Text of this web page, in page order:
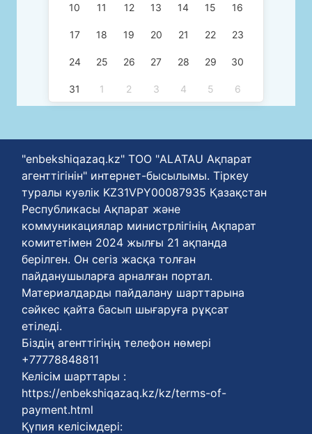
10 11 12 13 14 15 16
17 18 19 20 21 22 23
24 25 26 27 28 29 30
31 1 2 3 4 5 6
"enbekshiqazaq.kz" ТОО "ALATAU Ақпарат
агенттігінін" интернет-бысылымы. Тіркеу
туралы куәлік KZ31VPY00087935 Қазақстан
Республикасы Ақпарат және
коммуникациялар министрлігінің Ақпарат
комитетімен 2024 жылғы 21 ақпанда
берілген. Он сегіз жасқа толған
пайданушыларға арналған портал.
Материалдарды пайдалану шарттарына
сәйкес қайта басып шығаруға рұқсат
етіледі.
Біздің агенттігіңің телефон нөмері
+77778848811
Келісім шарттары :
https://enbekshiqazaq.kz/kz/terms-of-
payment.html
Қүпия келісімдері: